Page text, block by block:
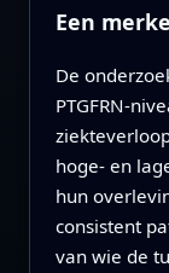
Een
De
PTGFRN-
hoge- en
hun
consistent
van wie de